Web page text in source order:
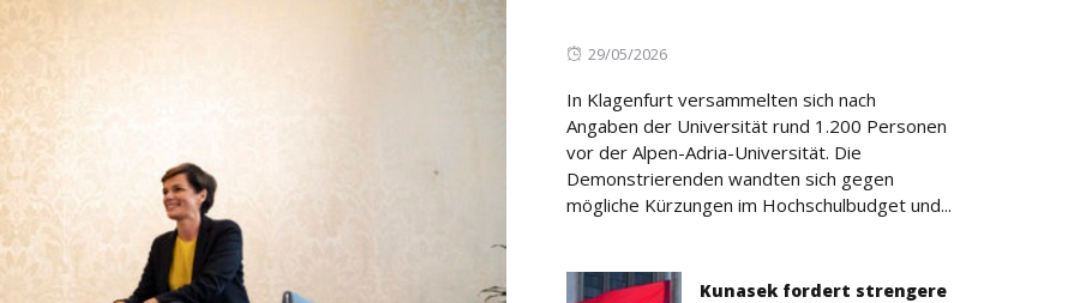
Posted
29/05/2026
In Klagenfurt versammelten sich nach
Angaben der Universität rund 1.200 Personen
vor der Alpen-Adria-Universität. Die
Demonstrierenden wandten sich gegen
mögliche Kürzungen im Hochschulbudget und...
Kunasek fordert strengere